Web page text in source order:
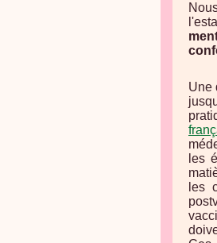
Une
les
les